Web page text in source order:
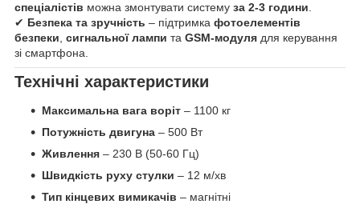
спеціалістів можна змонтувати систему за 2-3 години.
✔ Безпека та зручність – підтримка фотоелементів
безпеки, сигнальної лампи та GSM-модуля для керування
зі смартфона.
Технічні характеристики
Максимальна вага воріт – 1100 кг
Потужність двигуна – 500 Вт
Живлення – 230 В (50-60 Гц)
Швидкість руху стулки – 12 м/хв
Тип кінцевих вимикачів – магнітні